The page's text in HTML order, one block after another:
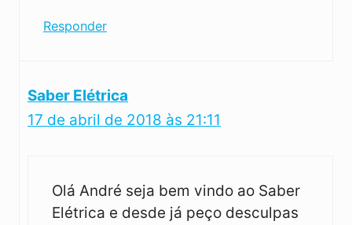
Responder
Saber Elétrica
17 de abril de 2018 às 21:11
Olá André seja bem vindo ao Saber
Elétrica e desde já peço desculpas